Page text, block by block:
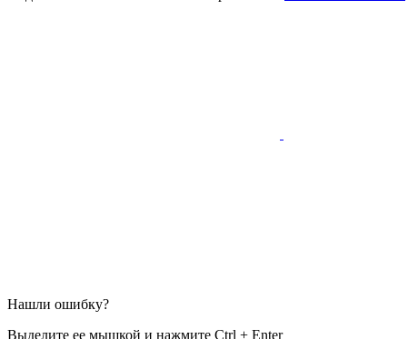
Нашли ошибку?
Выделите ее мышкой и нажмите Ctrl + Enter